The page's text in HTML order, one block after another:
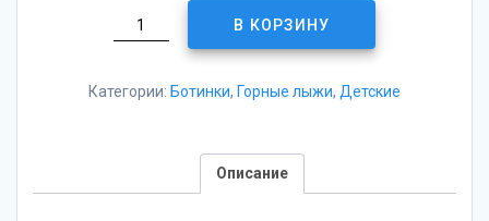
Количество
товара
ботинки
В КОРЗИНУ
Категории: Ботинки, Горные лыжи, Детские
Описание